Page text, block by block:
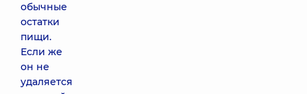
обычные
остатки
пищи.
Если же
он не
удаляется